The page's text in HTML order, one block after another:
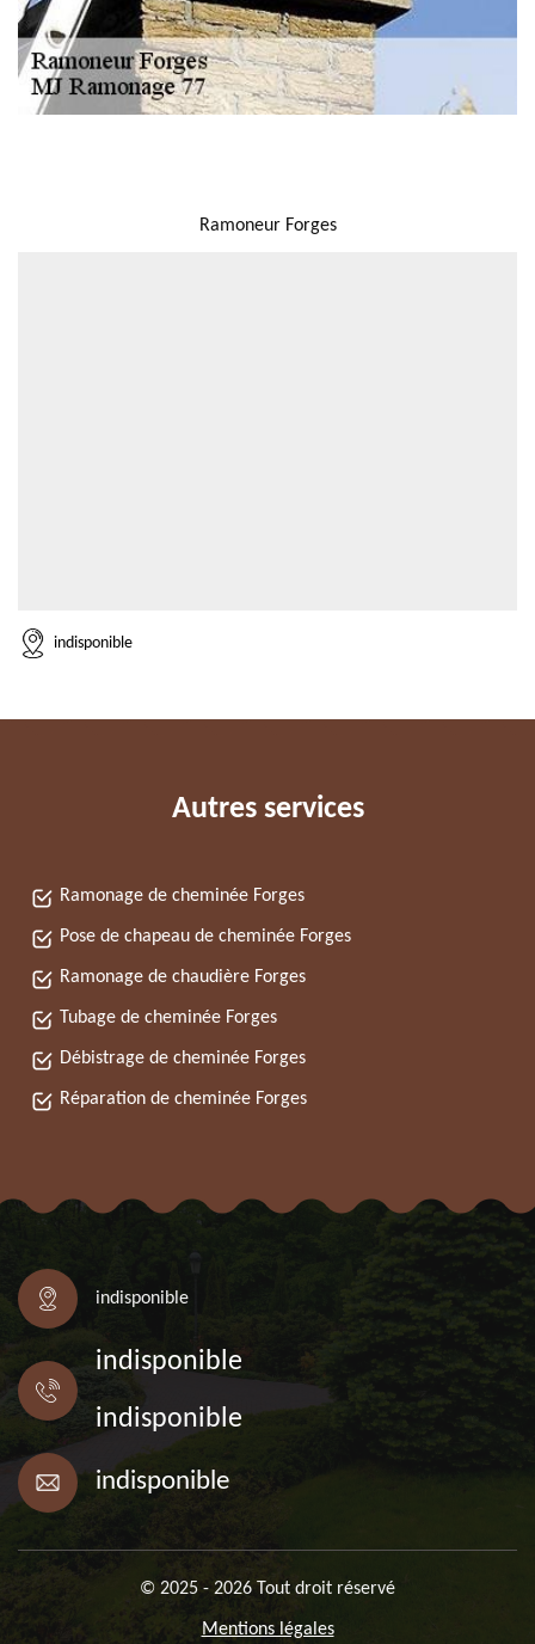
Ramoneur Forges
indisponible
Autres services
Ramonage de cheminée Forges
Pose de chapeau de cheminée Forges
Ramonage de chaudière Forges
Tubage de cheminée Forges
Débistrage de cheminée Forges
Réparation de cheminée Forges
indisponible
indisponible
indisponible
indisponible
© 2025 - 2026 Tout droit réservé
Mentions légales